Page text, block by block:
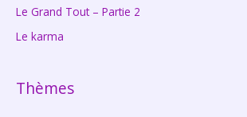
Le Grand Tout – Partie 2
Le karma
Thèmes